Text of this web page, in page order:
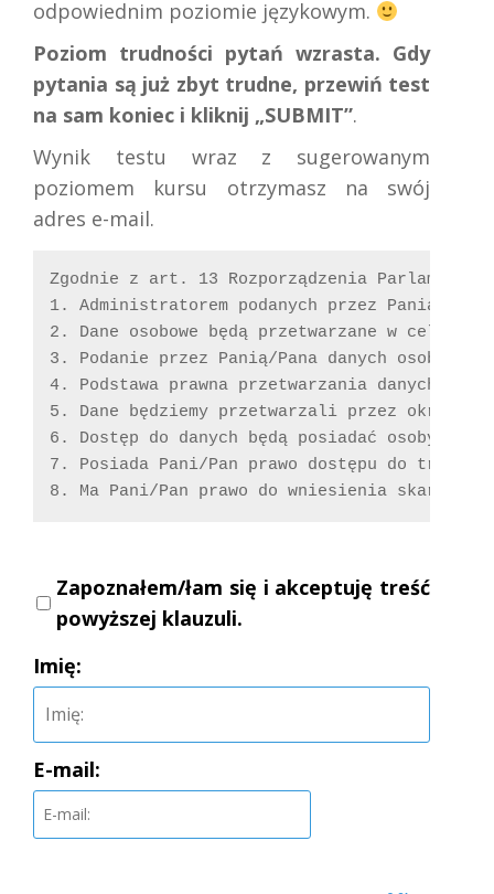
odpowiednim poziomie językowym.
Poziom trudności pytań wzrasta. Gdy
pytania są już zbyt trudne, przewiń test
na sam koniec i kliknij „SUBMIT”.
Wynik testu wraz z sugerowanym
poziomem kursu otrzymasz na swój
adres e-mail.
Zgodnie z art. 13 Rozporządzenia Parlamentu
1. Administratorem podanych przez Panią/
2. Dane osobowe będą przetwarzane w
3. Podanie przez Panią/Pana danych
4. Podstawa prawna przetwarzania danych:
5. Dane będziemy przetwarzali przez okres:
6. Dostęp do danych będą posiadać osoby
7. Posiada Pani/Pan prawo dostępu do treści
8. Ma Pani/Pan prawo do wniesienia skargi do
Zapoznałem/łam się i akceptuję treść
powyższej klauzuli.
Imię:
E-mail: